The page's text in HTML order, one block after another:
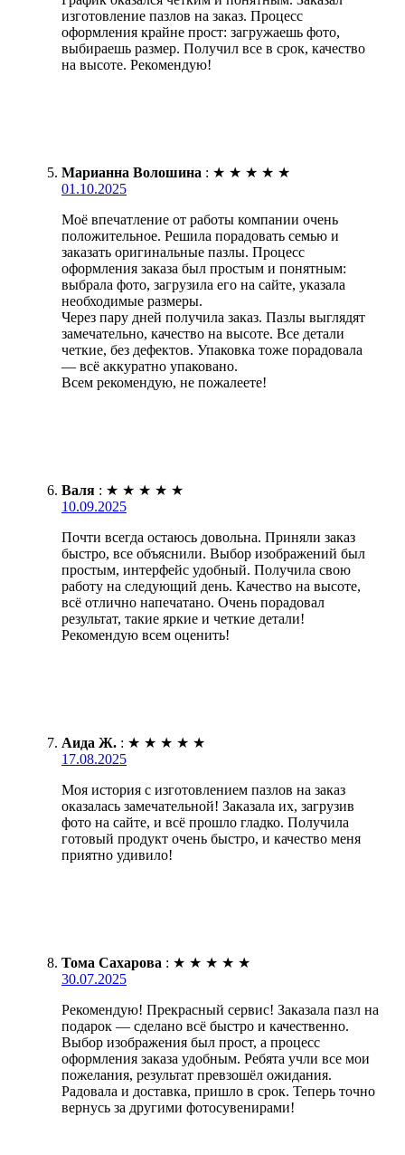
изготовление пазлов на заказ. Процесс
оформления крайне прост: загружаешь фото,
выбираешь размер. Получил все в срок, качество
на высоте. Рекомендую!
Марианна Волошина : ★ ★ ★ ★ ★
01.10.2025
Моё впечатление от работы компании очень
положительное. Решила порадовать семью и
заказать оригинальные пазлы. Процесс
оформления заказа был простым и понятным:
выбрала фото, загрузила его на сайте, указала
необходимые размеры.
Через пару дней получила заказ. Пазлы выглядят
замечательно, качество на высоте. Все детали
четкие, без дефектов. Упаковка тоже порадовала
— всё аккуратно упаковано.
Всем рекомендую, не пожалеете!
Валя : ★ ★ ★ ★ ★
10.09.2025
Почти всегда остаюсь довольна. Приняли заказ
быстро, все объяснили. Выбор изображений был
простым, интерфейс удобный. Получила свою
работу на следующий день. Качество на высоте,
всё отлично напечатано. Очень порадовал
результат, такие яркие и четкие детали!
Рекомендую всем оценить!
Аида Ж. : ★ ★ ★ ★ ★
17.08.2025
Моя история с изготовлением пазлов на заказ
оказалась замечательной! Заказала их, загрузив
фото на сайте, и всё прошло гладко. Получила
готовый продукт очень быстро, и качество меня
приятно удивило!
Тома Сахарова : ★ ★ ★ ★ ★
30.07.2025
Рекомендую! Прекрасный сервис! Заказала пазл на
подарок — сделано всё быстро и качественно.
Выбор изображения был прост, а процесс
оформления заказа удобным. Ребята учли все мои
пожелания, результат превзошёл ожидания.
Радовала и доставка, пришло в срок. Теперь точно
вернусь за другими фотосувенирами!